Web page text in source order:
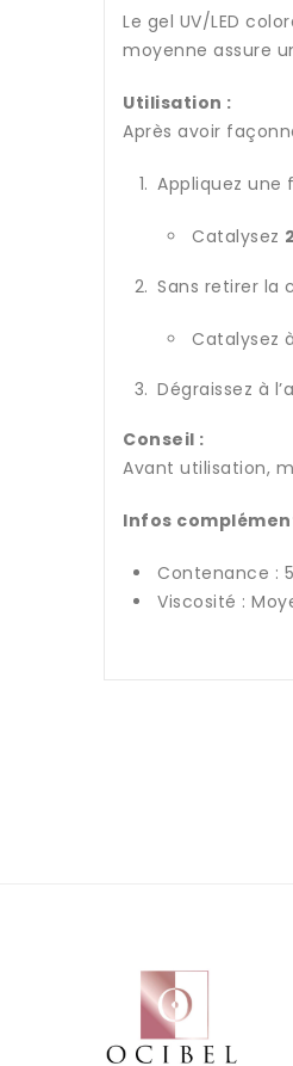
Le gel UV/LED
moyenne assure
Utilisation :
Après avoir
Appliquez une
Catalysez
Sans retirer la
Catalysez
Dégraissez à
Conseil :
Avant utilisation,
Infos
Contenance :
Viscosité :